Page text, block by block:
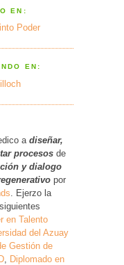
EN:
Poder
EN:
a diseñar,
procesos de
y dialogo
por
. Ejerzo la
en Talento
del Azuay
Gestión de
Diplomado en